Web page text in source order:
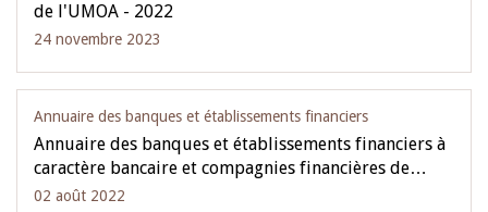
de l'UMOA - 2022
24 novembre 2023
Annuaire des banques et établissements financiers
Annuaire des banques et établissements financiers à
caractère bancaire et compagnies financières de…
02 août 2022